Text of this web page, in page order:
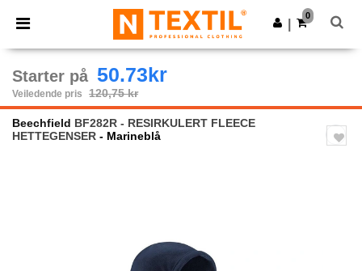
× Ntextil-app
Bedre priser i appen!
Last ned app
0
Starter på 50.73kr
Veiledende pris 120,75 kr
Beechfield BF282R - RESIRKULERT FLEECE
HETTEGENSER - Marineblå